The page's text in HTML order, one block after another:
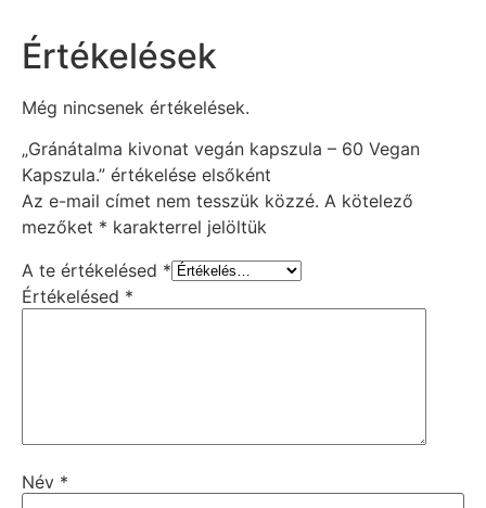
Értékelések
Még nincsenek értékelések.
„Gránátalma kivonat vegán kapszula – 60 Vegan
Kapszula.” értékelése elsőként
Az e-mail címet nem tesszük közzé. A kötelező
mezőket * karakterrel jelöltük
A te értékelésed *
Értékelésed *
Név *